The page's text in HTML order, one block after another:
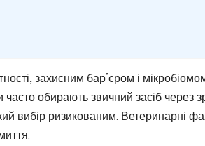
захисним бар’єром і
обирають звичний засіб через
вибір ризикованим. Ветеринарні